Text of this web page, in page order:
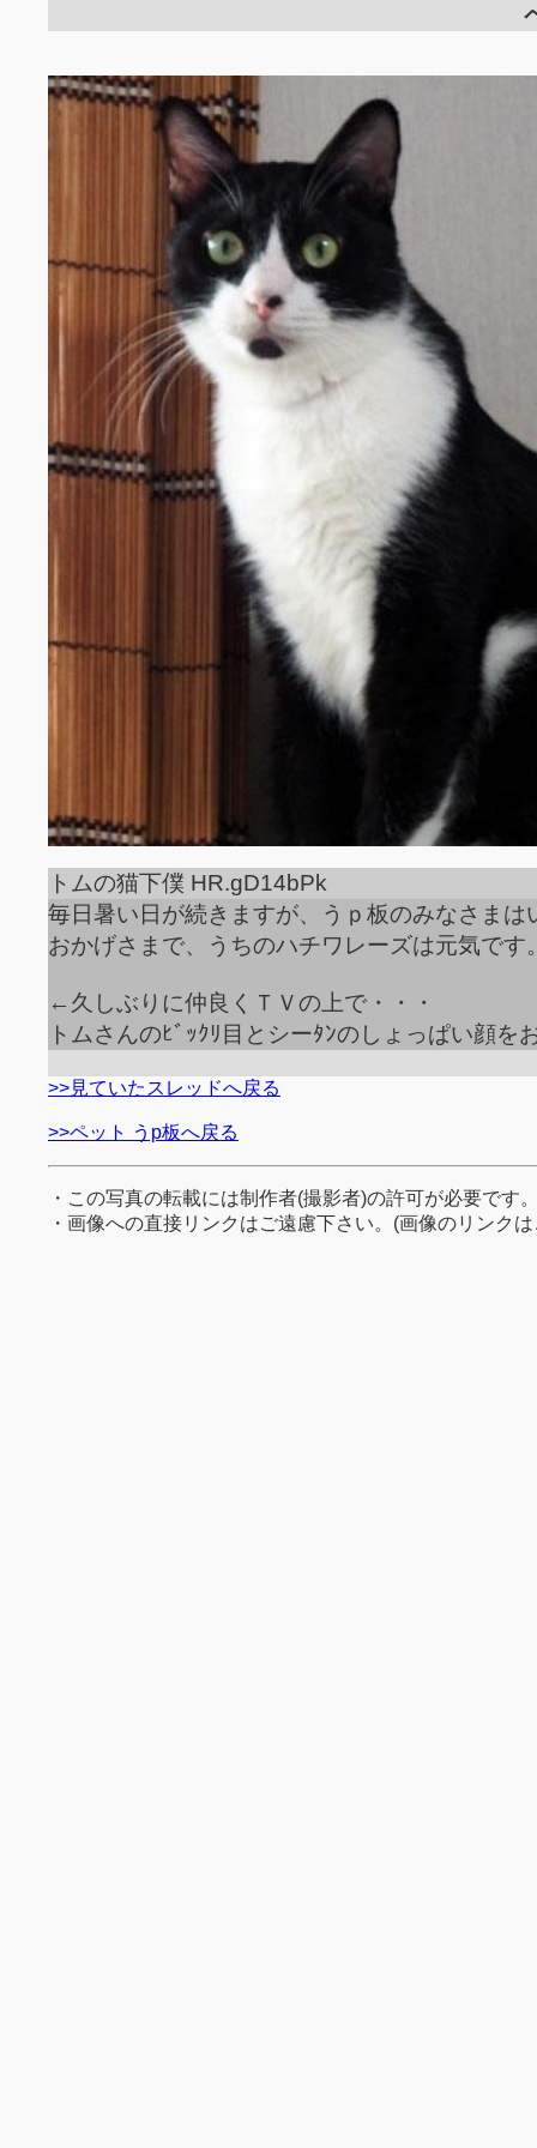
トムの猫下僕 HR.gD14bPk
毎日暑い日が続きますが、うｐ板のみなさま
おかげさまで、うちのハチワレーズは元気です
←久しぶりに仲良くＴＶの上で・・・
トムさんのﾋﾞｯｸﾘ目とシーﾀﾝのしょっぱい顔を
>>見ていたスレッドへ戻る
>>ペット うp板へ戻る
・この写真の転載には制作者(撮影者)の許可が必要です
・画像への直接リンクはご遠慮下さい。(画像のリンク